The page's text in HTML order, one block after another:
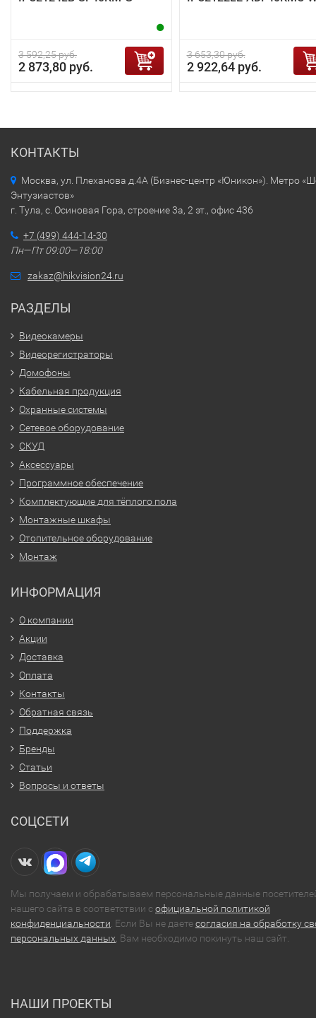
3 592,25 руб.
2 873,80 руб.
3 653,30 руб.
2 922,64 руб.
КОНТАКТЫ
Москва, ул. Плеханова д.4А (Бизнес-центр «Юникон»). Метро
Энтузиастов»
г. Тула, с. Осиновая Гора, строение 3а, 2 эт., офис 436
+7 (499) 444-14-30
Пн—Пт 09:00—18:00
zakaz@hikvision24.ru
РАЗДЕЛЫ
Видеокамеры
Видеорегистраторы
Домофоны
Кабельная продукция
Охранные системы
Сетевое оборудование
СКУД
Аксессуары
Программное обеспечение
Комплектующие для тёплого пола
Монтажные шкафы
Отопительное оборудование
Монтаж
ИНФОРМАЦИЯ
О компании
Акции
Доставка
Оплата
Контакты
Обратная связь
Поддержка
Бренды
Статьи
Вопросы и ответы
СОЦСЕТИ
Мы получаем и обрабатываем персональные данные
нашего сайта в соответствии софициальной политикой
конфиденциальности . Если Вы не даетесогласия на обработку
персональных данных , Вам необходимо покинуть наш сайт.
НАШИ ПРОЕКТЫ